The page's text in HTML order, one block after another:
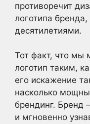
противоречит
логотипа
десятилетиями.
Тот факт, что мы
логотип таким,
его искажение
насколько
брендинг. Бренд
и мгновенно